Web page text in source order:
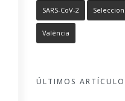
SARS-CoV-2
València
ÚLTIMOS